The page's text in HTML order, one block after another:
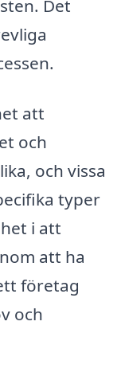
Det
att
och
och vissa
typer
i att
att ha
företag
och